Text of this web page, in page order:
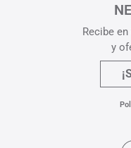
Recibe
y